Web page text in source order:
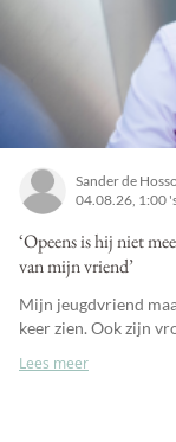
Sander de
04.08.26, 1:00
‘Opeens is hij niet
van mijn vriend’
Mijn jeugdvriend
keer zien. Ook zijn
Lees meer